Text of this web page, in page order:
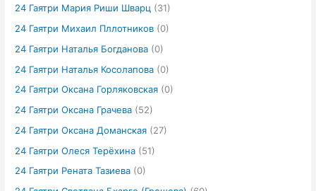
24 Гаятри Мария Риши Шварц (31)
24 Гаятри Михаил Пллотников (0)
24 Гаятри Наталья Богданова (0)
24 Гаятри Наталья Косолапова (0)
24 Гаятри Оксана Горляковская (0)
24 Гаятри Оксана Грачева (52)
24 Гаятри Оксана Доманская (27)
24 Гаятри Олеся Терёхина (51)
24 Гаятри Рената Тазиева (0)